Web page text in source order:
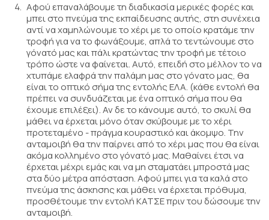
Αφού επαναλάβουμε τη διαδικασία μερικές φορές και
μπει στο πνεύμα της εκπαίδευσης αυτής, στη συνέχεια
αντί να χαμηλώνουμε το χέρι με το οποίο κρατάμε την
τροφή για να το φωνάξουμε, απλά το τεντώνουμε στο
γόνατό μας και πάλι κρατώντας την τροφή με τέτοιο
τρόπο ώστε να φαίνεται. Αυτό, επειδή στο μέλλον το να
χτυπάμε ελαφρά την παλάμη μας στο γόνατο μας, θα
είναι το οπτικό σήμα της εντολής ΕΛΑ. (κάθε εντολή θα
πρέπει να συνδυάζεται με ένα οπτικό σήμα που θα
έχουμε επιλέξει). Αν δε το κάνουμε αυτό, το σκυλί θα
μάθει να έρχεται μόνο όταν σκύβουμε με το χέρι
προτεταμένο - πράγμα κουραστικό και άκομψο. Την
ανταμοιβή θα την παίρνει από το χέρι μας που θα είναι
ακόμα κολλημένο στο γόνατό μας. Μαθαίνει έτσι να
έρχεται μέχρι εμάς και να μη σταματάει μπροστά μας
στα δύο μέτρα απόσταση. Αφού μπει για τα καλά στο
πνεύμα της άσκησης και μάθει να έρχεται πρόθυμα,
προσθέτουμε την εντολή ΚΑΤΣΕ πριν του δώσουμε την
ανταμοιβή.